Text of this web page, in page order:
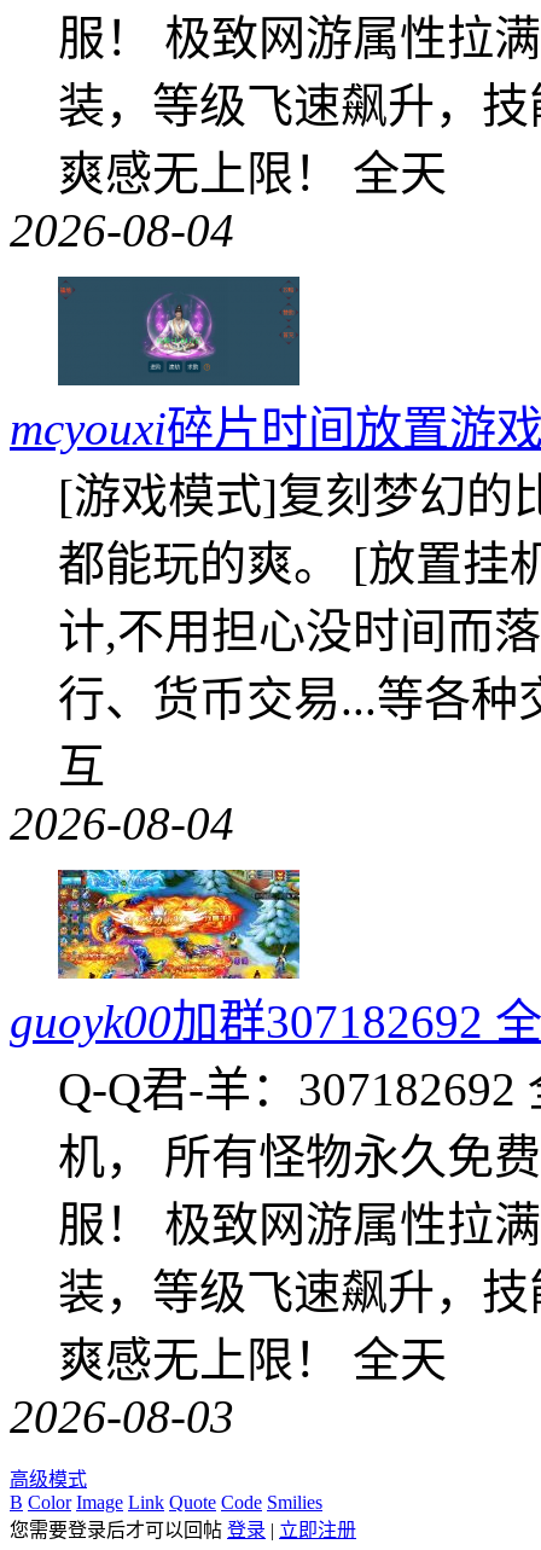
服！ 极致网游属性拉
装，等级飞速飙升，
爽感无上限！ 全天
2026-08-04
mcyouxi碎片时间放置游
[游戏模式]复刻梦幻的
都能玩的爽。 [放置挂
计,不用担心没时间而
行、货币交易...等各
互
2026-08-04
guoyk00加群307182692
Q-Q君-羊：
机， 所有怪物永久免
服！ 极致网游属性拉
装，等级飞速飙升，
爽感无上限！ 全天
2026-08-03
高级模式
B Color Image Link Quote Code Smilies
您需要登录后才可以回帖 登录 | 立即注册